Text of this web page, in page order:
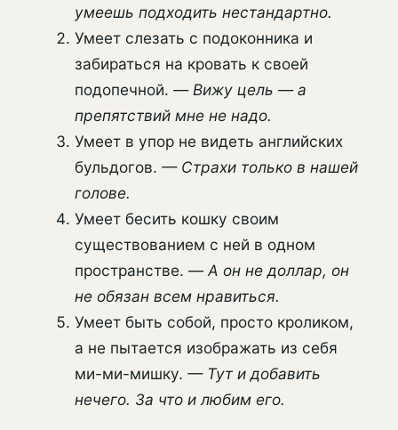
умеешь подходить нестандартно.
Умеет слезать с подоконника и
забираться на кровать к своей
подопечной. — Вижу цель — а
препятствий мне не надо.
Умеет в упор не видеть английских
бульдогов. — Страхи только в нашей
голове.
Умеет бесить кошку своим
существованием с ней в одном
пространстве. —А он не доллар, он
не обязан всем нравиться.
Умеет быть собой, просто кроликом,
а не пытается изображать из себя
ми-ми-мишку. — Тут и добавить
нечего. За что и любим его.